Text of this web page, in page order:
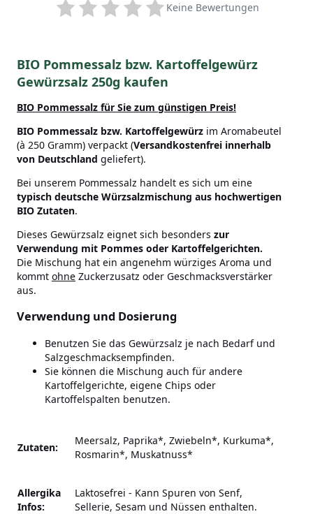
Keine Bewertungen
BIO Pommessalz bzw. Kartoffelgewürz
Gewürzsalz 250g kaufen
BIO Pommessalz für Sie zum günstigen Preis!
BIO Pommessalz bzw. Kartoffelgewürz im Aromabeutel
(à 250 Gramm) verpackt (Versandkostenfrei innerhalb
von Deutschland geliefert).
Bei unserem Pommessalz handelt es sich um eine
typisch deutsche Würzsalzmischung aus hochwertigen
BIO Zutaten.
Dieses Gewürzsalz eignet sich besonders zur
Verwendung mit Pommes oder Kartoffelgerichten.
Die Mischung hat ein angenehm würziges Aroma und
kommt ohne Zuckerzusatz oder Geschmacksverstärker
aus.
Verwendung und Dosierung
Benutzen Sie das Gewürzsalz je nach Bedarf und
Salzgeschmacksempfinden.
Sie können die Mischung auch für andere
Kartoffelgerichte, eigene Chips oder
Kartoffelspalten benutzen.
Zutaten:
Meersalz, Paprika*, Zwiebeln*, Kurkuma*,
Rosmarin*, Muskatnuss*
Allergika
Infos:
Laktosefrei - Kann Spuren von Senf,
Sellerie, Sesam und Nüssen enthalten.